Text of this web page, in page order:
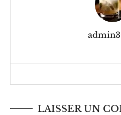
LAISSER UN